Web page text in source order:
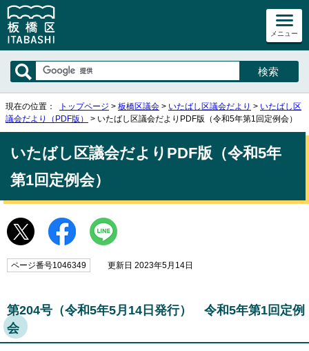
メニュー
現在の位置： トップページ > 板橋区議会 > いたばし区議会だより > いたばし区
議会だより（PDF版）
> いたばし区議会だよりPDF版（令和5年第1回定例会）
いたばし区議会だよりPDF版（令和5年
第1回定例会）
ページ番号1046349 更新日 2023年5月14日
第204号（令和5年5月14日発行） 令和5年第1回定例
会